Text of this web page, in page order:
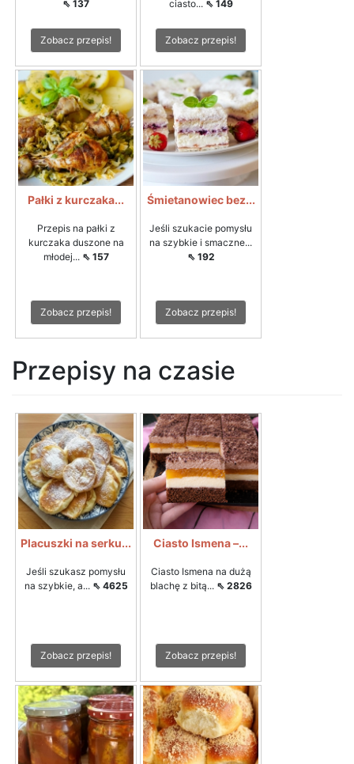
⇖ 137
Zobacz przepis!
ciasto... ⇖ 149
Zobacz przepis!
Pałki z kurczaka...
Przepis na pałki z
kurczaka duszone na
młodej... ⇖ 157
Zobacz przepis!
Śmietanowiec bez...
Jeśli szukacie pomysłu
na szybkie i smaczne...
⇖ 192
Zobacz przepis!
Przepisy na czasie
Placuszki na serku...
Jeśli szukasz pomysłu
na szybkie, a... ⇖ 4625
Zobacz przepis!
Ciasto Ismena –...
Ciasto Ismena na dużą
blachę z bitą... ⇖ 2826
Zobacz przepis!